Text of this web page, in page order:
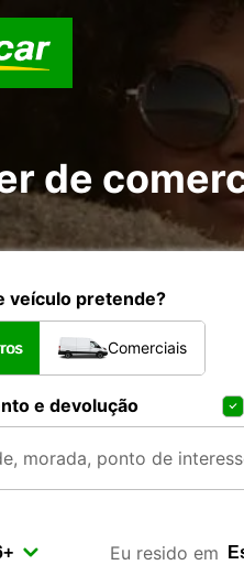
de
veículo pretende?
Comerciais
e devolução
Eu resido em